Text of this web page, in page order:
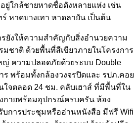
ยู่ใกล้ชายหาดชื่อดังหลายแห่ง เช่น
หาดบางเทา หาดลายัน เป็นต้น
ยังให้ความสำคัญกับสิ่งอำนวยความ
ชาติ ด้วยพื้นที่สีเขียวภายในโครงการ
ความปลอดภัยด้วยระบบ Double
ร พร้อมทั้งกล้องวงจรปิดและ รปภ.คอย
จตลอด 24 ชม. คลับเฮาส์ ที่มีพื้นที่ใน
กายพร้อมอุปกรณ์ครบครัน ห้อง
บการประชุมหรืออ่านหนังสือ มีฟรี Wifi